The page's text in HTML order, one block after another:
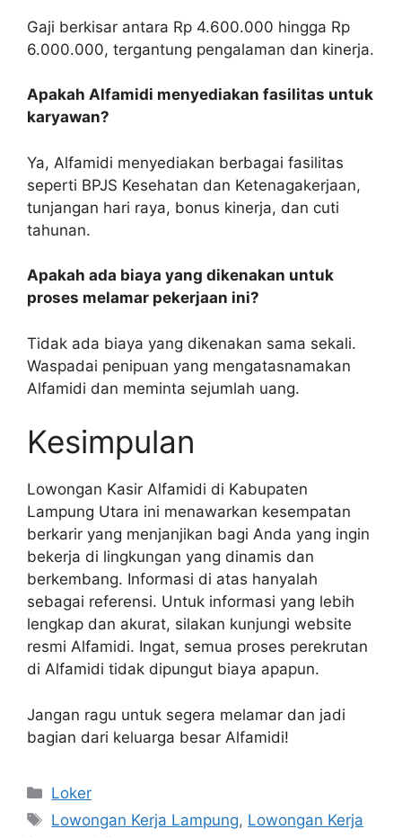
Gaji berkisar antara Rp 4.600.000 hingga Rp
6.000.000, tergantung pengalaman dan kinerja.
Apakah Alfamidi menyediakan fasilitas untuk
karyawan?
Ya, Alfamidi menyediakan berbagai fasilitas
seperti BPJS Kesehatan dan Ketenagakerjaan,
tunjangan hari raya, bonus kinerja, dan cuti
tahunan.
Apakah ada biaya yang dikenakan untuk
proses melamar pekerjaan ini?
Tidak ada biaya yang dikenakan sama sekali.
Waspadai penipuan yang mengatasnamakan
Alfamidi dan meminta sejumlah uang.
Kesimpulan
Lowongan Kasir Alfamidi di Kabupaten
Lampung Utara ini menawarkan kesempatan
berkarir yang menjanjikan bagi Anda yang ingin
bekerja di lingkungan yang dinamis dan
berkembang. Informasi di atas hanyalah
sebagai referensi. Untuk informasi yang lebih
lengkap dan akurat, silakan kunjungi website
resmi Alfamidi. Ingat, semua proses perekrutan
di Alfamidi tidak dipungut biaya apapun.
Jangan ragu untuk segera melamar dan jadi
bagian dari keluarga besar Alfamidi!
Kategori
Loker
Tag
Lowongan Kerja Lampung, Lowongan Kerja